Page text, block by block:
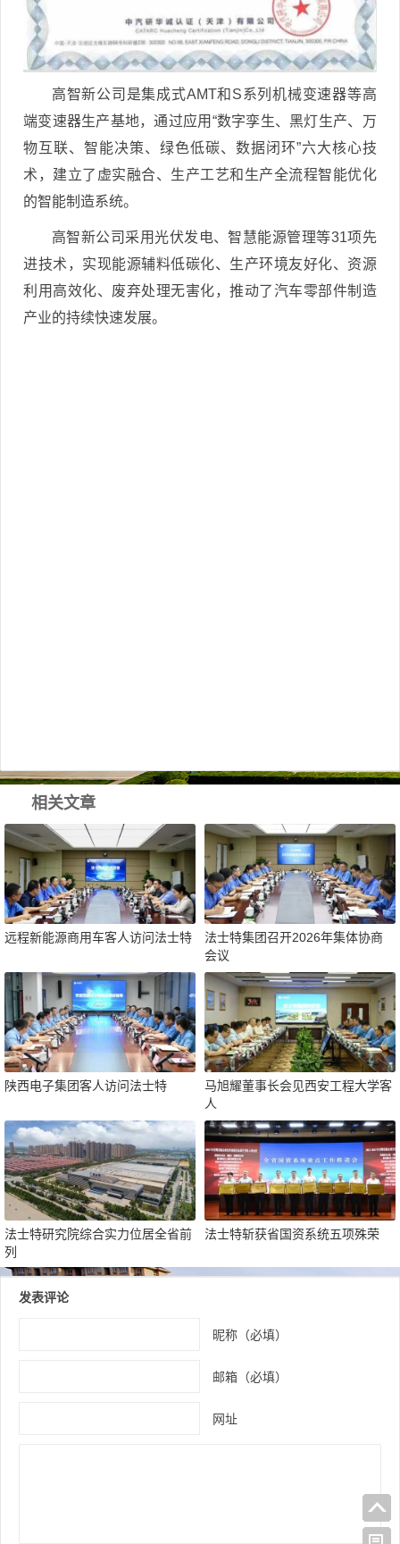
高智新公司是集成式AMT和S系列机械变速器等高
端变速器生产基地，通过应用“数字孪生、黑灯生产、万
物互联、智能决策、绿色低碳、数据闭环”六大核心技
术，建立了虚实融合、生产工艺和生产全流程智能优化
的智能制造系统。
高智新公司采用光伏发电、智慧能源管理等31项先
进技术，实现能源辅料低碳化、生产环境友好化、资源
利用高效化、废弃处理无害化，推动了汽车零部件制造
产业的持续快速发展。
相关文章
远程新能源商用车客人访问法士特
法士特集团召开2026年集体协商
会议
陕西电子集团客人访问法士特
马旭耀董事长会见西安工程大学客
人
法士特研究院综合实力位居全省前
列
法士特斩获省国资系统五项殊荣
发表评论
昵称（必填）
邮箱（必填）
网址